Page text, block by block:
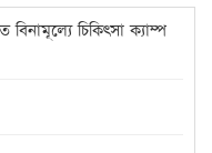
বিনামূল্যে চিকিৎসা ক্যাম্প